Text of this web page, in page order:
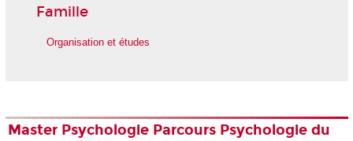
Famille
Organisation et études
Master Psychologie Parcours Psychologie du